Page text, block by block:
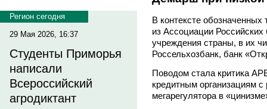
Регион сегодня
29 Мая 2026, 16:37
Студенты Приморья
написали
Всероссийский
агродиктант
В контексте
из Ассоциации
учреждения страны, в их
Россельхозбанк, банк
Поводом стала критика
кредитным организациям
мегарегулятора в